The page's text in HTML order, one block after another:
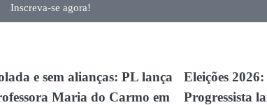
Inscreva-se agora!
e sem alianças: PL lança
Maria do Carmo em
Eleições
Progressista